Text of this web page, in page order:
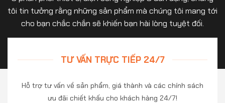
tôi tin tưởng rằng những sản phẩm mà chúng tôi mang tới
cho bạn chắc chắn sẽ khiến bạn hài lòng tuyệt đối.
TƯ VẤN TRỰC TIẾP 24/7
Hỗ trợ tư vấn về sản phẩm, giá thành và các chính sách
ưu đãi chiết khấu cho khách hàng 24/7!